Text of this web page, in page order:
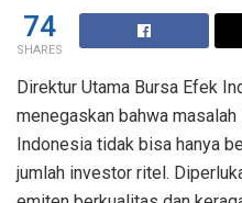
74
SHARES
Direktur Utama Bursa Efek
menegaskan bahwa
Indonesia tidak bisa hanya
jumlah investor ritel.